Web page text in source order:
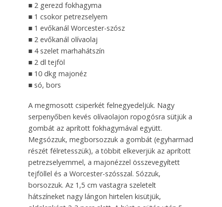
■ 2 gerezd fokhagyma
■ 1 csokor petrezselyem
■ 1 evőkanál Worcester-szósz
■ 2 evőkanál olívaolaj
■ 4 szelet marhahátszín
■ 2 dl tejföl
■ 10 dkg majonéz
■ só, bors
A megmosott csiperkét felnegyedeljük. Nagy
serpenyőben kevés olívaolajon ropogósra sütjük a
gombát az aprított fokhagymával együtt.
Megsózzuk, megborsozzuk a gombát (egyharmad
részét félretesszük), a többit elkeverjük az aprított
petrezselyemmel, a majonézzel összevegyített
tejföllel és a Worcester-szósszal. Sózzuk,
borsozzuk. Az 1,5 cm vastagra szeletelt
hátszíneket nagy lángon hirtelen kisütjük,